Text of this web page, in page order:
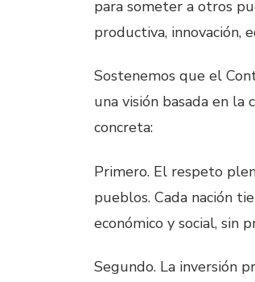
para someter a otros
productiva, innovación,
Sostenemos que el
una visión basada en la
concreta:
Primero. El respeto
pueblos. Cada nación
económico y social, sin
Segundo. La inversión